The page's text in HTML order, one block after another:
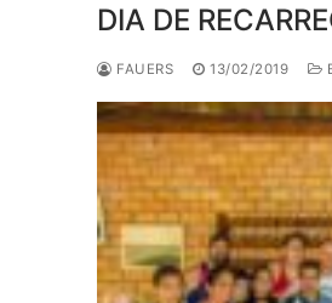
DIA DE
FAUERS 13/02/2019